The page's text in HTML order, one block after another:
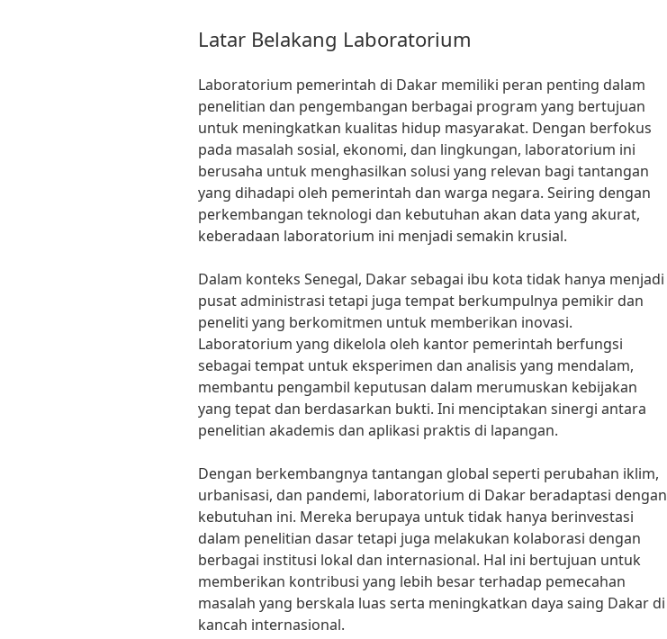
Latar Belakang Laboratorium
Laboratorium pemerintah di Dakar memiliki peran penting dalam
penelitian dan pengembangan berbagai program yang bertujuan
untuk meningkatkan kualitas hidup masyarakat. Dengan berfokus
pada masalah sosial, ekonomi, dan lingkungan, laboratorium ini
berusaha untuk menghasilkan solusi yang relevan bagi tantangan
yang dihadapi oleh pemerintah dan warga negara. Seiring dengan
perkembangan teknologi dan kebutuhan akan data yang akurat,
keberadaan laboratorium ini menjadi semakin krusial.
Dalam konteks Senegal, Dakar sebagai ibu kota tidak hanya menjadi
pusat administrasi tetapi juga tempat berkumpulnya pemikir dan
peneliti yang berkomitmen untuk memberikan inovasi.
Laboratorium yang dikelola oleh kantor pemerintah berfungsi
sebagai tempat untuk eksperimen dan analisis yang mendalam,
membantu pengambil keputusan dalam merumuskan kebijakan
yang tepat dan berdasarkan bukti. Ini menciptakan sinergi antara
penelitian akademis dan aplikasi praktis di lapangan.
Dengan berkembangnya tantangan global seperti perubahan iklim,
urbanisasi, dan pandemi, laboratorium di Dakar beradaptasi dengan
kebutuhan ini. Mereka berupaya untuk tidak hanya berinvestasi
dalam penelitian dasar tetapi juga melakukan kolaborasi dengan
berbagai institusi lokal dan internasional. Hal ini bertujuan untuk
memberikan kontribusi yang lebih besar terhadap pemecahan
masalah yang berskala luas serta meningkatkan daya saing Dakar di
kancah internasional.